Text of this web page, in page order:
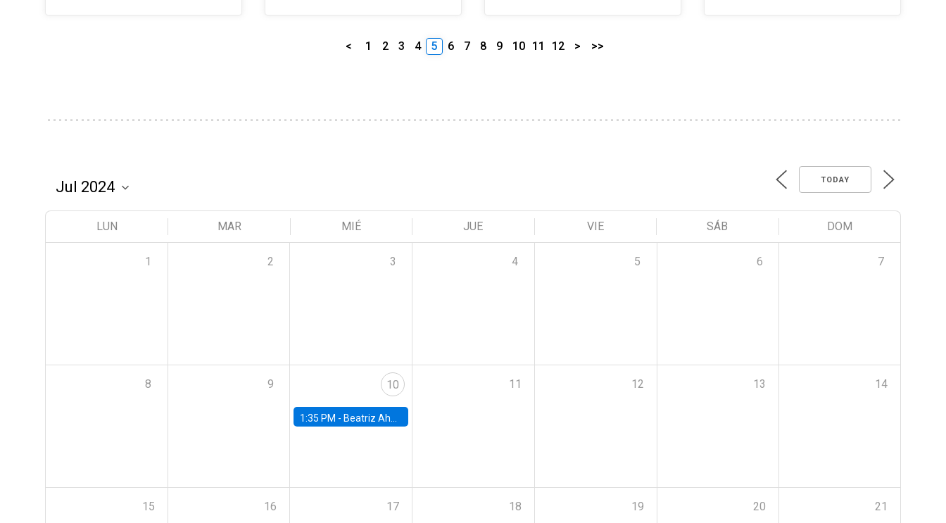
< 1 2 3 4 5 6 7 8 9 10 11 12 > >>
TODAY
LUN MAR MIÉ JUE VIE SÁB DOM
1 2 3 4 5 6 7
8 9 10
1:35 PM - Beatriz Ahumada, PhD candidate, Universidad de Pittsburgh
11 12 13 14
15 16 17 18 19 20 21